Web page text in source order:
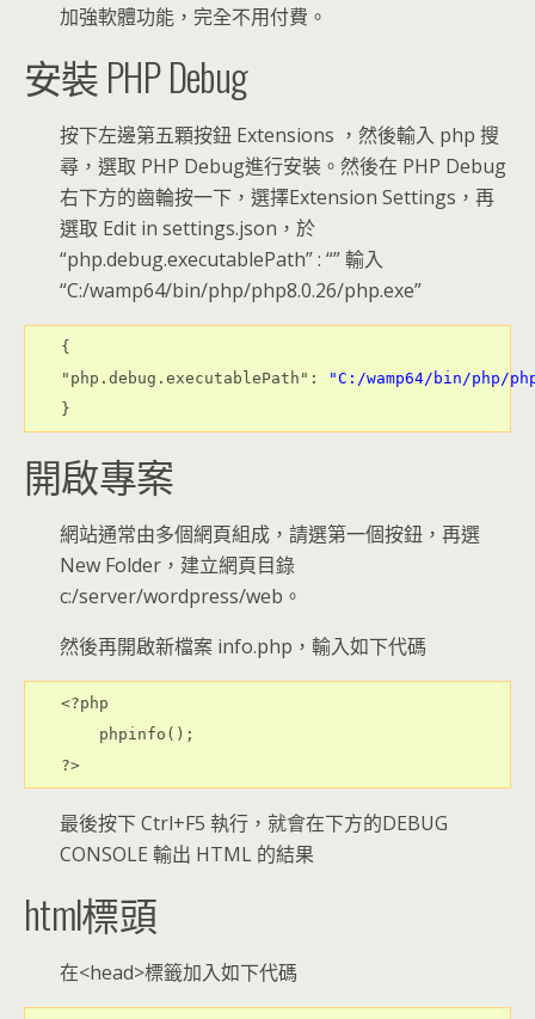
加強軟體功能，完全不用付費。
安裝 PHP Debug
按下左邊第五顆按鈕 Extensions ，然後輸入 php 搜
尋，選取 PHP Debug進行安裝。然後在 PHP Debug
右下方的齒輪按一下，選擇Extension Settings，再
選取 Edit in settings.json，於
“php.debug.executablePath” : “” 輸入
“C:/wamp64/bin/php/php8.0.26/php.exe”
{
"php.debug.executablePath":
"C:/wamp64/bin/php/
}
開啟專案
網站通常由多個網頁組成，請選第一個按鈕，再選
New Folder，建立網頁目錄
c:/server/wordpress/web。
然後再開啟新檔案 info.php，輸入如下代碼
<?php
    phpinfo();
?>
最後按下 Ctrl+F5 執行，就會在下方的DEBUG
CONSOLE 輸出 HTML 的結果
html標頭
在<head>標籤加入如下代碼